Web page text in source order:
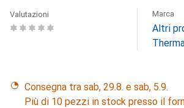
Valutazioni Marca
Altri
Consegna tra sab, 29.8. e sab, 5.9.
Più di 10 pezzi in stock presso il